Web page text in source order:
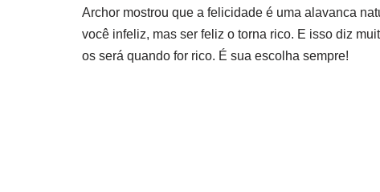
Archor mostrou que a felicidade é uma alavanca
você infeliz, mas ser feliz o torna rico. E isso diz
os será quando for rico. É sua escolha sempre!